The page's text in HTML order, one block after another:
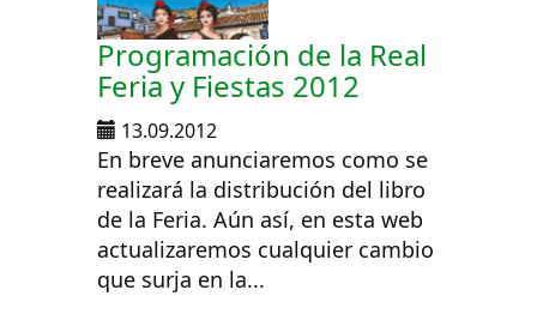
Programación de la Real
Feria y Fiestas 2012
13.09.2012
En breve anunciaremos como se
realizará la distribución del libro
de la Feria. Aún así, en esta web
actualizaremos cualquier cambio
que surja en la...